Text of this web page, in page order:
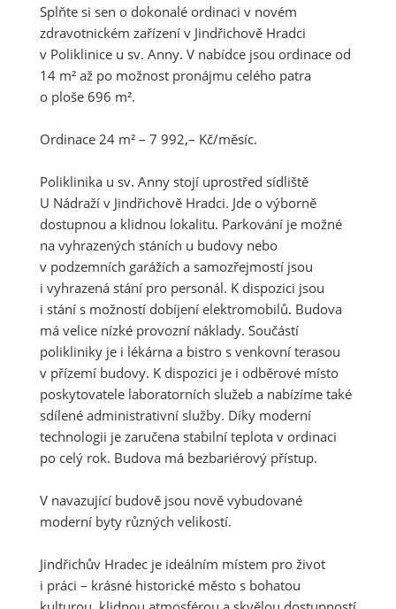
Splňte si sen o dokonalé ordinaci v novém
zdravotnickém zařízení v Jindřichově Hradci
v Poliklinice u sv. Anny. V nabídce jsou ordinace od
14 m² až po možnost pronájmu celého patra
o ploše 696 m².
Ordinace 24 m² – 7 992,– Kč/měsíc.
Poliklinika u sv. Anny stojí uprostřed sídliště
U Nádraží v Jindřichově Hradci. Jde o výborně
dostupnou a klidnou lokalitu. Parkování je možné
na vyhrazených stáních u budovy nebo
v podzemních garážích a samozřejmostí jsou
i vyhrazená stání pro personál. K dispozici jsou
i stání s možností dobíjení elektromobilů. Budova
má velice nízké provozní náklady. Součástí
polikliniky je i lékárna a bistro s venkovní terasou
v přízemí budovy. K dispozici je i odběrové místo
poskytovatele laboratorních služeb a nabízíme také
sdílené administrativní služby. Díky moderní
technologii je zaručena stabilní teplota v ordinaci
po celý rok. Budova má bezbariérový přístup.
V navazující budově jsou nově vybudované
moderní byty různých velikostí.
Jindřichův Hradec je ideálním místem pro život
i práci – krásné historické město s bohatou